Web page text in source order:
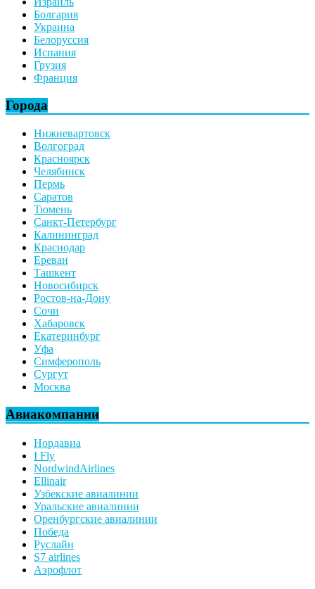
Болгария
Украина
Белоруссия
Испания
Грузия
Франция
Города
Нижневартовск
Волгоград
Красноярск
Челябинск
Пермь
Саратов
Тюмень
Санкт-Петербург
Калининград
Краснодар
Ереван
Ташкент
Новосибирск
Ростов-на-Дону
Сочи
Хабаровск
Екатеринбург
Уфа
Симферополь
Сургут
Москва
Авиакомпании
Нордавиа
I Fly
NordwindAirlines
Ellinair
Узбекские авиалинии
Уральские авиалинии
Оренбургские авиалинии
Победа
Руслайн
S7 airlines
Аэрофлот